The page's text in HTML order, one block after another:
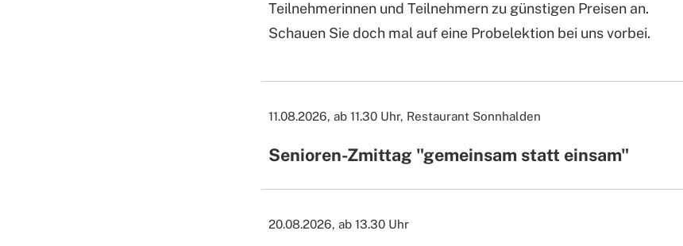
Teilnehmerinnen und Teilnehmern zu günstigen Preisen an.
Schauen Sie doch mal auf eine Probelektion bei uns vorbei.
11.08.2026, ab 11.30 Uhr, Restaurant Sonnhalden
Senioren-Zmittag "gemeinsam statt einsam"
20.08.2026, ab 13.30 Uhr